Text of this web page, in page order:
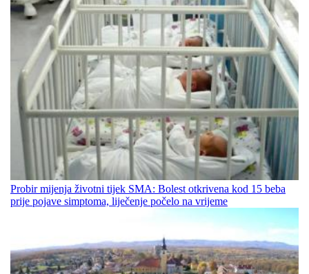
Probir mijenja životni tijek SMA: Bolest otkrivena kod 15 beba
prije pojave simptoma, liječenje počelo na vrijeme